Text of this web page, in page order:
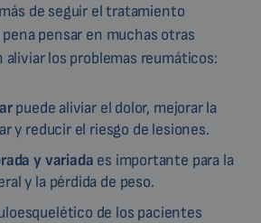
de seguir el tratamiento
pensar en muchas otras
aliviar los problemas reumáticos:
puede aliviar el dolor, mejorar la
y reducir el riesgo de lesiones.
y variada es importante para la
y la pérdida de peso.
de los pacientes